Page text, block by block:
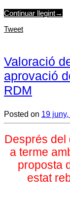
Continuar llegint→
Tweet
Valoració
aprovació
RDM
Posted on 19
Després del
a terme
proposta
estat